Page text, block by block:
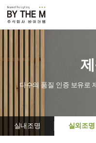
다수의 품질 인증 보유로
실내조명 실외조명